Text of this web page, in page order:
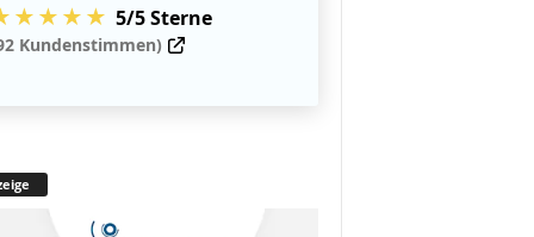
5/5 Sterne
Kundenstimmen)